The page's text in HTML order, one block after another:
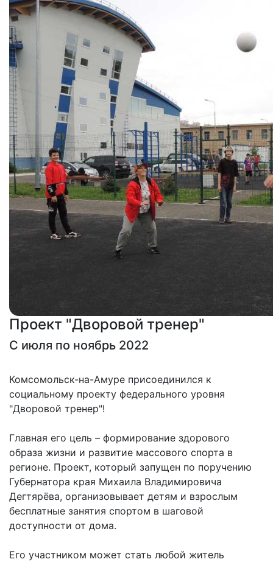
Проект "Дворовой тренер"
С июля по ноябрь 2022
Комсомольск-на-Амуре присоединился к
социальному проекту федерального уровня
"Дворовой тренер"!
Главная его цель – формирование здорового
образа жизни и развитие массового спорта в
регионе. Проект, который запущен по поручению
Губернатора края Михаила Владимировича
Дегтярёва, организовывает детям и взрослым
бесплатные занятия спортом в шаговой
доступности от дома.
Его участником может стать любой житель